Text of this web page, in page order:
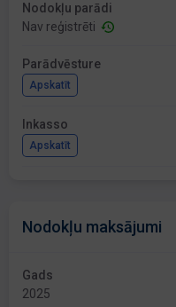
Nodokļu parādi
Nav reģistrēti
Parādvēsture
Apskatīt
Inkasso
Apskatīt
Nodokļu maksājumi
Gads
2025